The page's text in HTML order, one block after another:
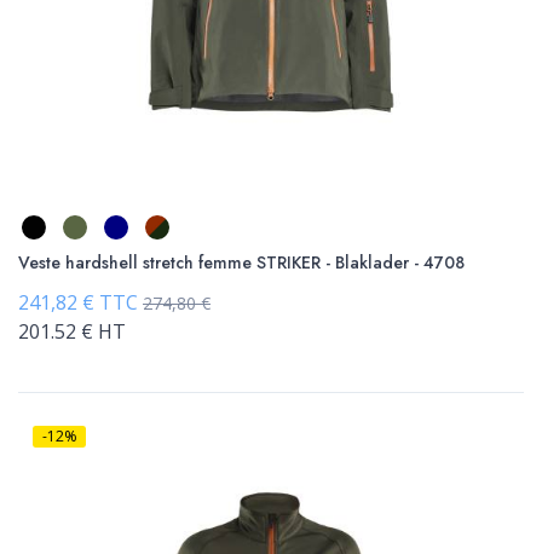
Veste hardshell stretch femme STRIKER - Blaklader - 4708
241,82 € TTC 274,80 €
201.52 € HT
-12%